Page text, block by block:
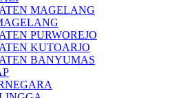
MAGELANG
PURWOREJO
KUTOARJO
BANYUMAS